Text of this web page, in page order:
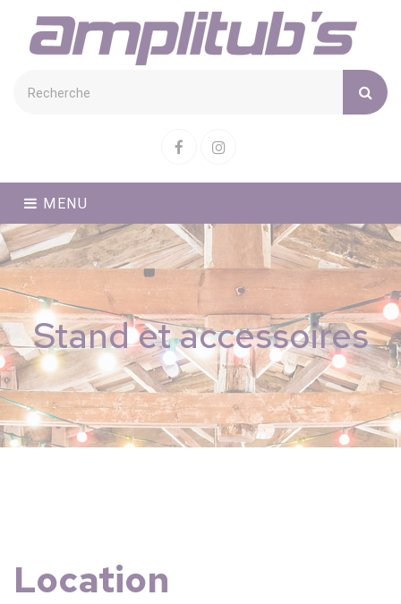
FacebookInstagram
MENU
Stand et accessoires
Location
Cookies management panel